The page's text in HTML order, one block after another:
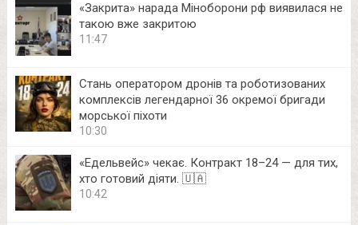
«Закрита» нарада Міноборони рф виявилася не
такою вже закритою
11:47
Стань оператором дронів та роботизованих
комплексів легендарної 36 окремої бригади
морської піхоти
10:30
«Едельвейс» чекає. Контракт 18–24 — для тих,
хто готовий діяти. 🇺🇦
10:42